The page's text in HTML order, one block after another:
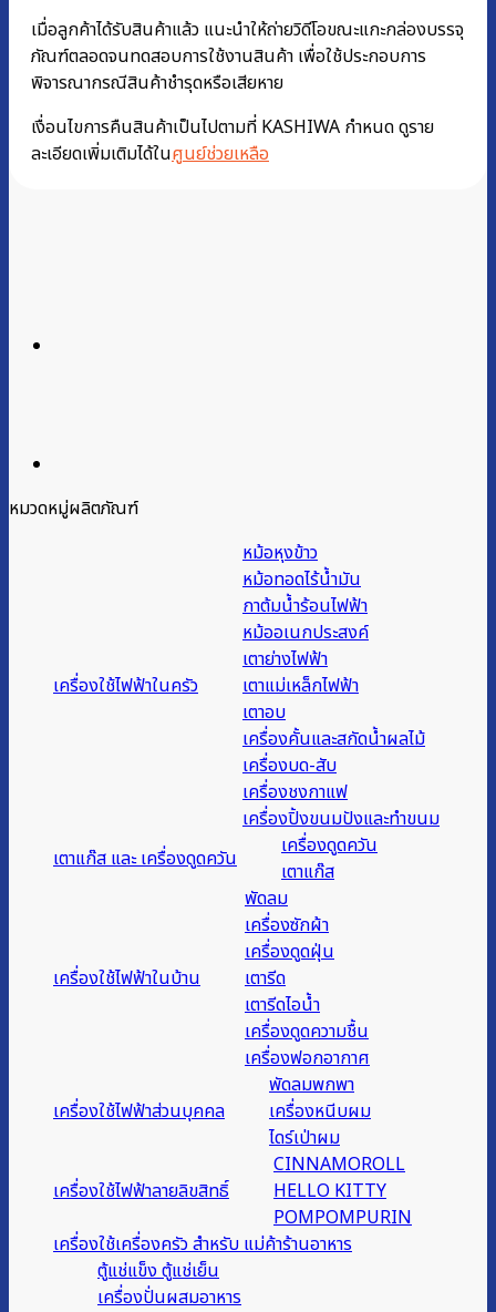
เมื่อลูกค้าได้รับสินค้าแล้ว แนะนำให้ถ่ายวิดีโอขณะแกะกล่องบรรจุ
ภัณฑ์ตลอดจนทดสอบการใช้งานสินค้า เพื่อใช้ประกอบการ
พิจารณากรณีสินค้าชำรุดหรือเสียหาย
เงื่อนไขการคืนสินค้าเป็นไปตามที่ KASHIWA กำหนด ดูราย
ละเอียดเพิ่มเติมได้ในศูนย์ช่วยเหลือ
หมวดหมู่ผลิตภัณฑ์
เครื่องใช้ไฟฟ้าในครัว
หม้อหุงข้าว
หม้อทอดไร้น้ำมัน
กาต้มน้ำร้อนไฟฟ้า
หม้ออเนกประสงค์
เตาย่างไฟฟ้า
เตาแม่เหล็กไฟฟ้า
เตาอบ
เครื่องคั้นและสกัดน้ำผลไม้
เครื่องบด-สับ
เครื่องชงกาแฟ
เครื่องปิ้งขนมปังและทำขนม
เตาแก๊ส และ เครื่องดูดควัน
เครื่องดูดควัน
เตาแก๊ส
เครื่องใช้ไฟฟ้าในบ้าน
พัดลม
เครื่องซักผ้า
เครื่องดูดฝุ่น
เตารีด
เตารีดไอน้ำ
เครื่องดูดความชื้น
เครื่องฟอกอากาศ
เครื่องใช้ไฟฟ้าส่วนบุคคล
พัดลมพกพา
เครื่องหนีบผม
ไดร์เป่าผม
เครื่องใช้ไฟฟ้าลายลิขสิทธิ์
CINNAMOROLL
HELLO KITTY
POMPOMPURIN
เครื่องใช้เครื่องครัว สำหรับ แม่ค้าร้านอาหาร
ตู้แช่แข็ง ตู้แช่เย็น
เครื่องปั่นผสมอาหาร